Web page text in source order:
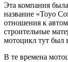
Эта компания
название «Toyo
отношения к
строительные
мотоцикл тут был
В те времена